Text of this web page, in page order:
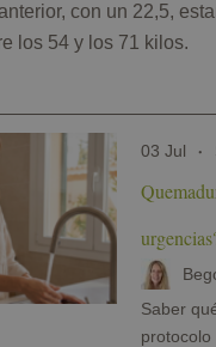
con un 22,5,
los 54 y los 71 kilos.
03 Jul
Saber